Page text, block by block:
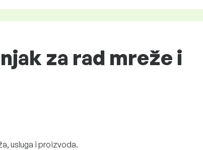
za rad mreže i
usluga i proizvoda.